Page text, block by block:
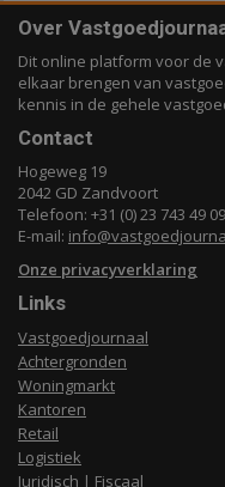
Over
Dit online platform voor de
elkaar brengen van
kennis in de gehele
Contact
Hogeweg 19
2042 GD Zandvoort
Telefoon: +31 (0) 23 743 49 09
E-mail:
Onze privacyverklaring
Links
Vastgoedjournaal
Achtergronden
Woningmarkt
Kantoren
Retail
Logistiek
Juridisch | Fiscaal